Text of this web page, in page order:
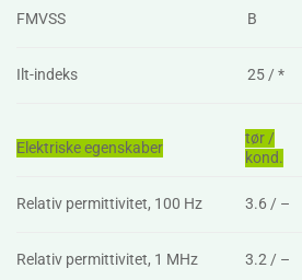
FMVSS B
Ilt-indeks 25 / *
Elektriske egenskaber
tør /
kond.
Relativ permittivitet, 100 Hz 3.6 / –
Relativ permittivitet, 1 MHz 3.2 / –